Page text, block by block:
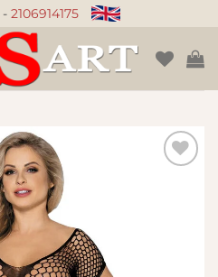
- 2106914175